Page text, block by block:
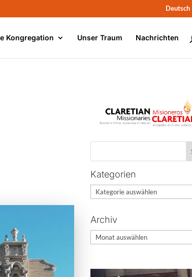
Deutsch
Kongregation Unser Traum Nachrichten
Kategorien
Kategorien
Archiv
Archiv